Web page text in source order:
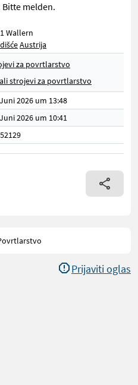
Bitte melden.
Wallern
Austrija
za povrtlarstvo
strojevi za povrtlarstvo
2026 um 13:48
2026 um 10:41
Prijaviti oglas